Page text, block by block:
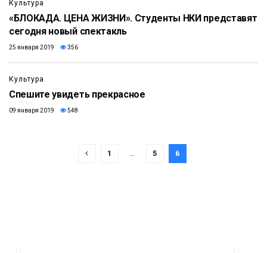
Культура
«БЛОКАДА. ЦЕНА ЖИЗНИ». Студенты НКИ представят
сегодня новый спектакль
25 января 2019 356
Культура
Спешите увидеть прекрасное
09 января 2019 548
1 5 6